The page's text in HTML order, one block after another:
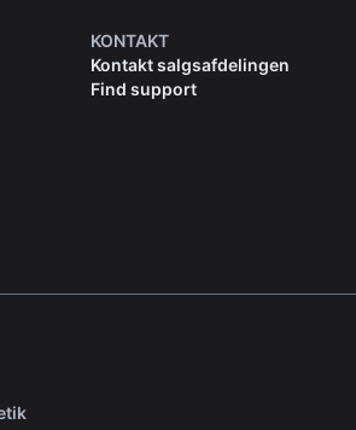
KONTAKT
Kontakt salgsafdelingen
Find support
(opens in a new tab)